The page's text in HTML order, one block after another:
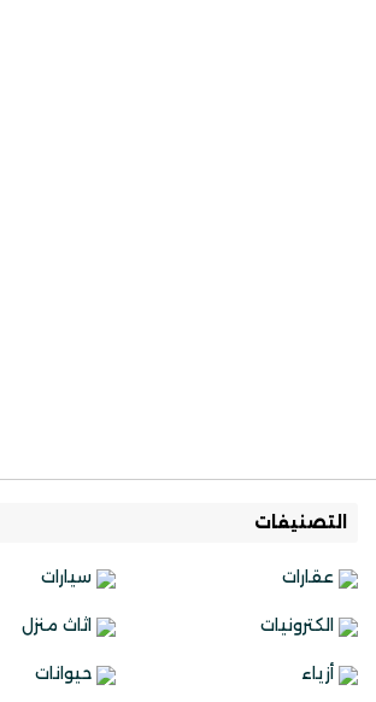
التصنيفات
عقارات سيارات
الكترونيات اثاث منزل
أزياء حيوانات